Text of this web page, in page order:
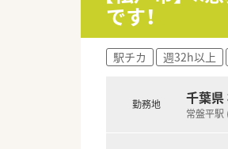
です！
駅チカ 週32h以上
勤務地 千葉県
常盤平駅